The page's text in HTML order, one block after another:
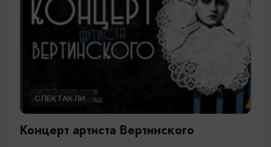
СПЕКТАКЛИ
Концерт артиста Вертинского